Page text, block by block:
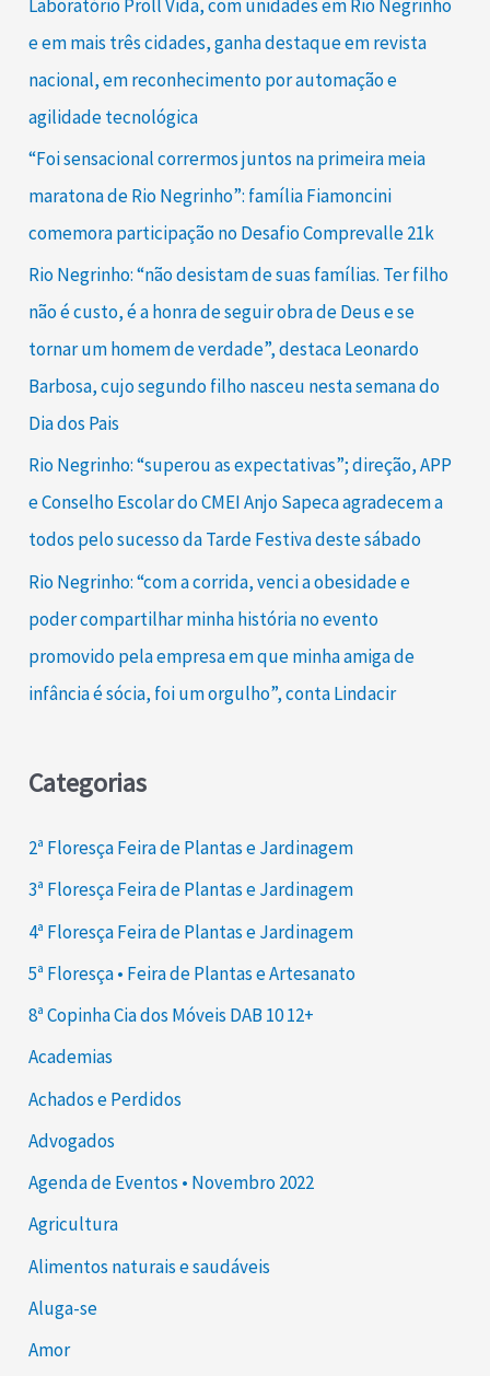
Laboratório Proll Vida, com unidades em Rio Negrinho
e em mais três cidades, ganha destaque em revista
nacional, em reconhecimento por automação e
agilidade tecnológica
“Foi sensacional corrermos juntos na primeira meia
maratona de Rio Negrinho”: família Fiamoncini
comemora participação no Desafio Comprevalle 21k
Rio Negrinho: “não desistam de suas famílias. Ter filho
não é custo, é a honra de seguir obra de Deus e se
tornar um homem de verdade”, destaca Leonardo
Barbosa, cujo segundo filho nasceu nesta semana do
Dia dos Pais
Rio Negrinho: “superou as expectativas”; direção, APP
e Conselho Escolar do CMEI Anjo Sapeca agradecem a
todos pelo sucesso da Tarde Festiva deste sábado
Rio Negrinho: “com a corrida, venci a obesidade e
poder compartilhar minha história no evento
promovido pela empresa em que minha amiga de
infância é sócia, foi um orgulho”, conta Lindacir
Categorias
2ª Floresça Feira de Plantas e Jardinagem
3ª Floresça Feira de Plantas e Jardinagem
4ª Floresça Feira de Plantas e Jardinagem
5ª Floresça • Feira de Plantas e Artesanato
8ª Copinha Cia dos Móveis DAB 10 12+
Academias
Achados e Perdidos
Advogados
Agenda de Eventos • Novembro 2022
Agricultura
Alimentos naturais e saudáveis
Aluga-se
Amor